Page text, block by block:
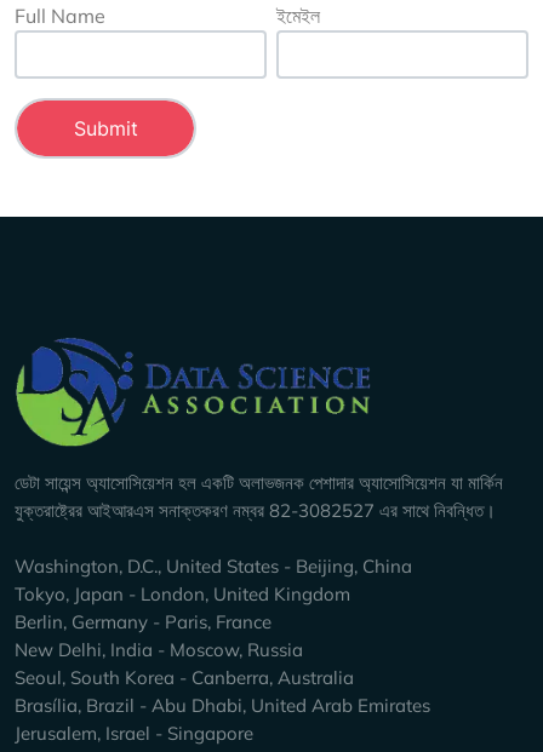
Full Name ইমেইল
Company Info
ডেটা সায়েন্স অ্যাসোসিয়েশন হল একটি অলাভজনক পেশাদার অ্যাসোসিয়েশন যা মার্কিন
যুক্তরাষ্ট্রের আইআরএস সনাক্তকরণ নম্বর 82-3082527 এর সাথে নিবন্ধিত।
Washington, D.C., United States - Beijing, China
Tokyo, Japan - London, United Kingdom
Berlin, Germany - Paris, France
New Delhi, India - Moscow, Russia
Seoul, South Korea - Canberra, Australia
Brasília, Brazil - Abu Dhabi, United Arab Emirates
Jerusalem, Israel - Singapore